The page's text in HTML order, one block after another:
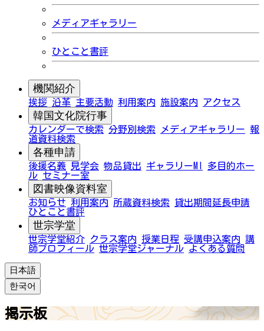
メディアギャラリー
ひとこと書評
機関紹介
挨拶 沿革 主要活動 利用案内 施設案内 アクセス
韓国文化院行事
カレンダーで検索 分野別検索 メディアギャラリー 報
道資料検索
各種申請
後援名義 見学会 物品貸出 ギャラリーMI
多目的ホー
ル セミナー室
図書映像資料室
お知らせ 利用案内 所蔵資料検索
貸出期間延長申請
ひとこと書評
世宗学堂
世宗学堂紹介 クラス案内 授業日程 受講申込案内 講
師プロフィール 世宗学堂ジャーナル よくある質問
日本語
한국어
掲示板